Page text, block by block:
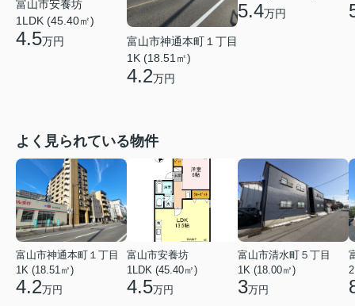
富山市安養坊
1LDK (45.40㎡)
4.5万円
富山市神通本町１丁目
1K (18.51㎡)
4.2万円
5.4万円
よく見られている物件
富山市神通本町１丁目
1K (18.51㎡)
4.2万円
富山市安養坊
1LDK (45.40㎡)
4.5万円
富山市清水町５丁目
1K (18.00㎡)
3万円